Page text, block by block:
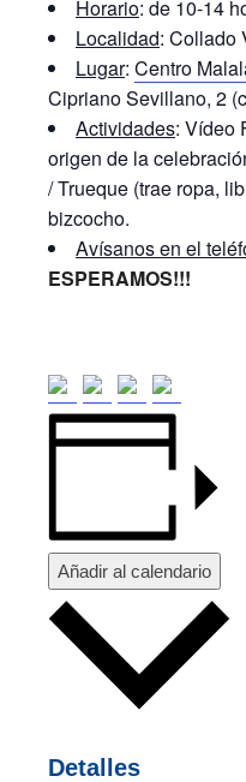
Horario: de 10-14
Localidad: Collado
Lugar: Centro
Cipriano Sevillano, 2
Actividades: Vídeo
origen de la
/ Trueque (trae ropa,
bizcocho.
Avísanos en el
ESPERAMOS!!!
Añadir al calendario
Detalles